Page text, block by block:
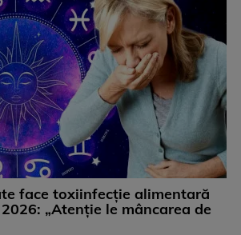
face toxiinfecție alimentară
„Atenție le mâncarea de